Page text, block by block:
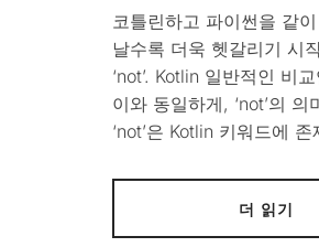
코틀린하고 파이썬을 같
날수록 더욱 헷갈리기 시
‘not’. Kotlin 일반적인 비
이와 동일하게, ‘not’의
‘not’은 Kotlin 키워드에
더 읽기